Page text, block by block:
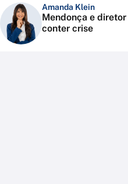
Amanda Klein
Mendonça e
conter crise